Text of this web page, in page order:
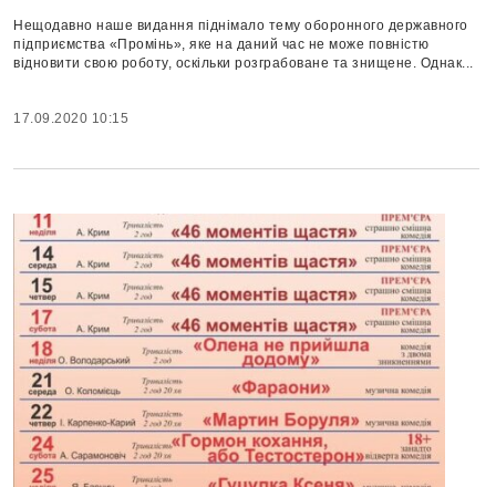
Нещодавно наше видання піднімало тему оборонного державного
підприємства «Промінь», яке на даний час не може повністю
відновити свою роботу, оскільки розграбоване та знищене. Однак...
17.09.2020 10:15